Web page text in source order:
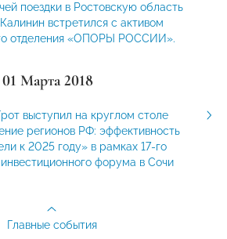
поездки в Ростовскую область
встретился с активом
отделения «ОПОРЫ РОССИИ».
01 Марта 2018
выступил на круглом столе
регионов РФ: эффективность
к 2025 году» в рамках 17-го
форума в Сочи
Главные события